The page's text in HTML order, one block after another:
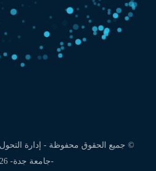
© جميع الحقوق محفوظة - إدارة التحول
-جامعة جدة-